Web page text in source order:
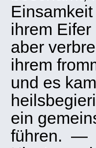
ihrem
aber
ihrem
und es
ein
führen. —